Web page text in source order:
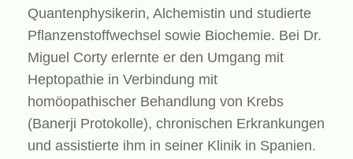
Quantenphysikerin, Alchemistin und studierte
Pflanzenstoffwechsel sowie Biochemie. Bei Dr.
Miguel Corty erlernte er den Umgang mit
Heptopathie in Verbindung mit
homöopathischer Behandlung von Krebs
(Banerji Protokolle), chronischen Erkrankungen
und assistierte ihm in seiner Klinik in Spanien.